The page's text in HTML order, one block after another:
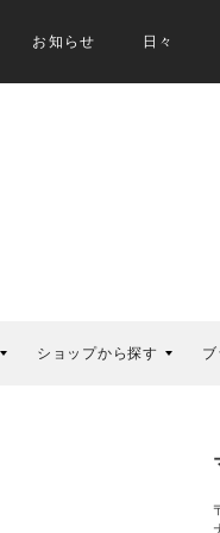
お知らせ 日々
ショップから探す